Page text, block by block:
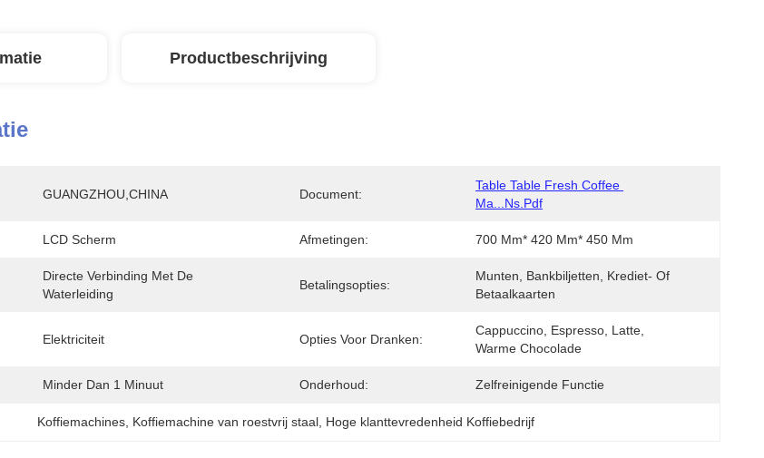
Productbeschrijving
GUANGZHOU,CHINA Document:
Table Table Fresh Coffee
Ma...ns.pdf
LCD Scherm Afmetingen: 700 Mm* 420 Mm* 450 Mm
Directe Verbinding Met De
Waterleiding
Betalingsopties:
Munten, Bankbiljetten, Krediet- Of
Betaalkaarten
Elektriciteit Opties Voor Dranken:
Cappuccino, Espresso, Latte,
Warme Chocolade
Minder Dan 1 Minuut Onderhoud: Zelfreinigende Functie
Koffiemachines Koffiemachine van roestvrij staal Hoge klanttevredenheid Koffiebedrijf